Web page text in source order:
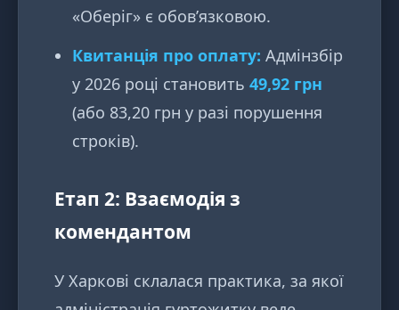
«Оберіг» є обов’язковою.
Квитанція про оплату: Адмінзбір
у 2026 році становить 49,92 грн
(або 83,20 грн у разі порушення
строків).
Етап 2: Взаємодія з
комендантом
У Харкові склалася практика, за якої